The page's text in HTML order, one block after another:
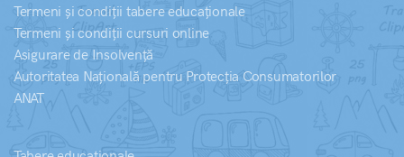
Termeni și condiții tabere educaționale
Termeni și condiții cursuri online
Asigurare de Insolvență
Autoritatea Națională pentru Protecția Consumatorilor
ANAT